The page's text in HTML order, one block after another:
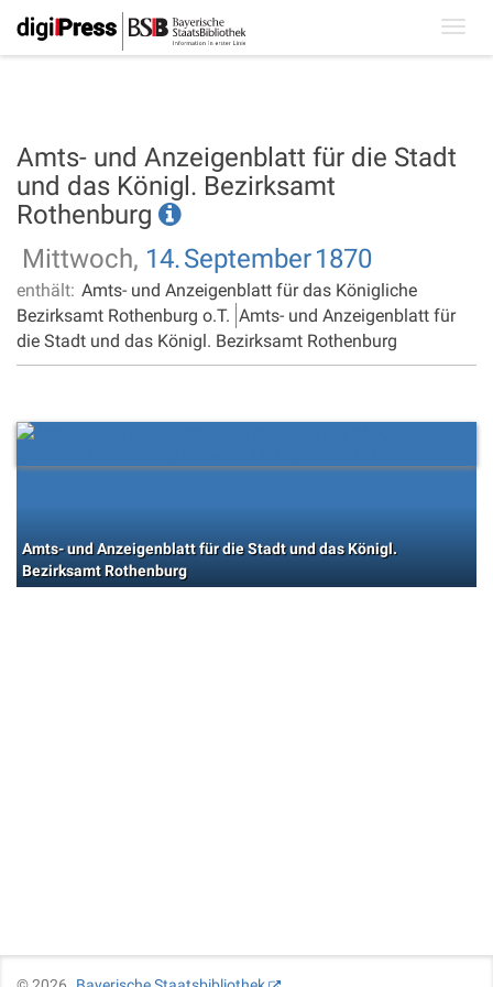
Amts- und Anzeigenblatt für die Stadt
und das Königl. Bezirksamt
Rothenburg
Mittwoch, 14.September1870
enthält: Amts- und Anzeigenblatt für das Königliche
Bezirksamt Rothenburg o.T. Amts- und Anzeigenblatt für
die Stadt und das Königl. Bezirksamt Rothenburg
Amts- und Anzeigenblatt für die Stadt und das Königl.
Bezirksamt Rothenburg